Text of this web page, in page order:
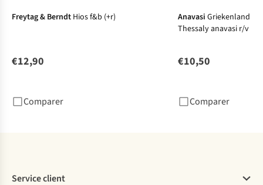
Freytag & Berndt Hios f&b (+r)
€12,90
Comparer
Anavasi Griekenland
Thessaly anavasi r/v (r)
€10,50
Comparer
Service client